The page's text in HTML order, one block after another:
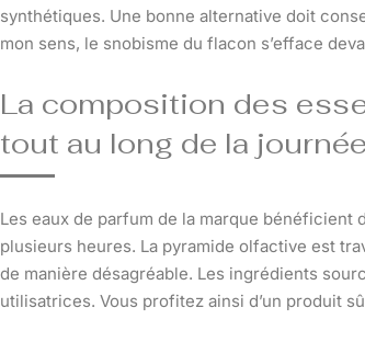
synthétiques. Une bonne alternative doit
mon sens, le snobisme du flacon s’efface
La composition des
tout au long de la journée
Les eaux de parfum de la marque
plusieurs heures. La pyramide olfactive est
de manière désagréable. Les ingrédients
utilisatrices. Vous profitez ainsi d’un produit